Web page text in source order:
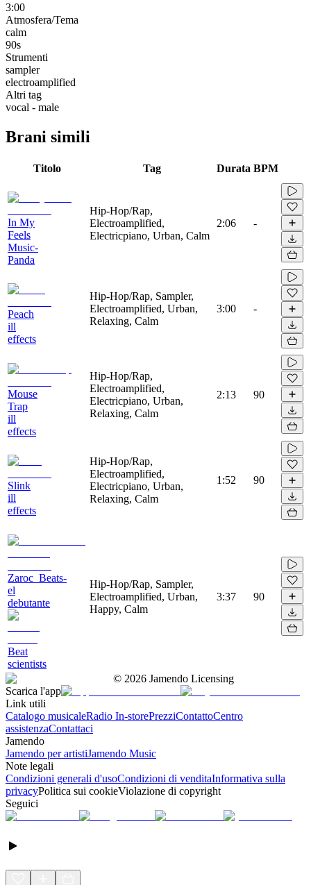
3:00
Atmosfera/Tema
calm
90s
Strumenti
sampler
electroamplified
Altri tag
vocal - male
Brani simili
Titolo Tag Durata BPM
In My
Feels
Music-
Panda
Hip-Hop/Rap,
Electroamplified,
Electricpiano, Urban, Calm
2:06 -
Peach
ill
effects
Hip-Hop/Rap, Sampler,
Electroamplified, Urban,
Relaxing, Calm
3:00 -
Mouse
Trap
ill
effects
Hip-Hop/Rap,
Electroamplified,
Electricpiano, Urban,
Relaxing, Calm
2:13 90
Slink
ill
effects
Hip-Hop/Rap,
Electroamplified,
Electricpiano, Urban,
Relaxing, Calm
1:52 90
Zaroc_Beats-
el
debutante
Beat
scientists
Hip-Hop/Rap, Sampler,
Electroamplified, Urban,
Happy, Calm
3:37 90
© 2026 Jamendo Licensing
Scarica l'app
Link utili
Catalogo musicaleRadio In-storePrezziContattoCentro
assistenzaContattaci
Jamendo
Jamendo per artistiJamendo Music
Note legali
Condizioni generali d'usoCondizioni di venditaInformativa sulla
privacyPolitica sui cookieViolazione di copyright
Seguici